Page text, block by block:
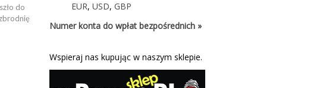
do
EUR,USD,GBP
Numer konta do wpłat bezpośrednich »
Wspieraj nas kupując w naszym sklepie.